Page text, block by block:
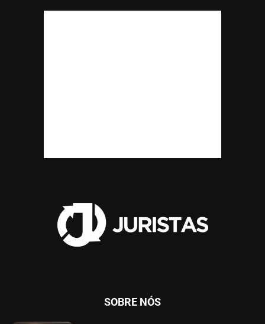
SOBRE NÓS